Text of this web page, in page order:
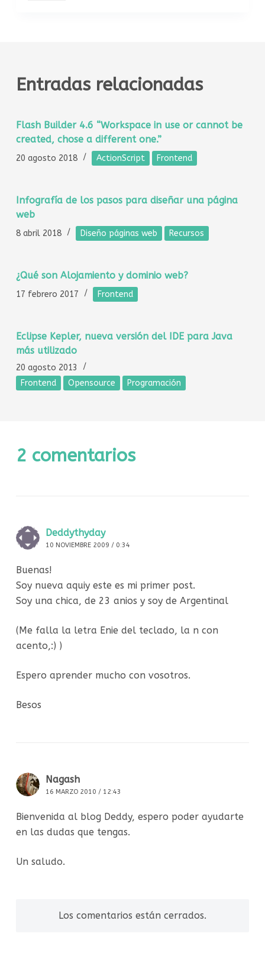
Entradas relacionadas
Flash Builder 4.6 “Workspace in use or cannot be
created, chose a different one.”
20 agosto 2018 ActionScript Frontend
Infografía de los pasos para diseñar una página
web
8 abril 2018 Diseño páginas web Recursos
¿Qué son Alojamiento y dominio web?
17 febrero 2017 Frontend
Eclipse Kepler, nueva versión del IDE para Java
más utilizado
20 agosto 2013
Frontend
Opensource Programación
2 comentarios
Deddythyday
10 NOVIEMBRE 2009 / 0:34
Buenas!
Soy nueva aquiy este es mi primer post.
Soy una chica, de 23 anios y soy de Argentinal
(Me falla la letra Enie del teclado, la n con
acento,:) )
Espero aprender mucho con vosotros.
Besos
Nagash
16 MARZO 2010 / 12:43
Bienvenida al blog Deddy, espero poder ayudarte
en las dudas que tengas.
Un saludo.
Los comentarios están cerrados.